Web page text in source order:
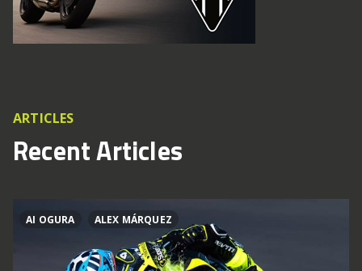
ARTICLES
Recent Articles
AI OGURA ALEX MÁRQUEZ